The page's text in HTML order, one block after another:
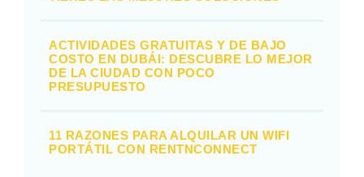
ACTIVIDADES GRATUITAS Y DE BAJO
COSTO EN DUBÁI: DESCUBRE LO MEJOR
DE LA CIUDAD CON POCO
PRESUPUESTO
11 RAZONES PARA ALQUILAR UN WIFI
PORTÁTIL CON RENTNCONNECT